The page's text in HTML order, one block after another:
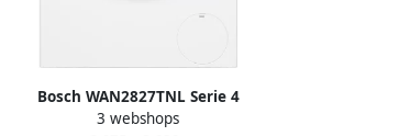
Bosch WAN2827TNL Serie 4
Wasmachine met stoom 9 KG 1400 rpm
3 webshops